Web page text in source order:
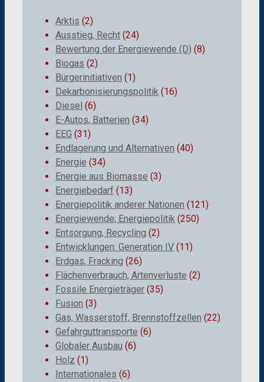
Arktis (2)
Ausstieg, Recht (24)
Bewertung der Energiewende (D) (8)
Biogas (2)
Bürgerinitiativen (1)
Dekarbonisierungspolitik (16)
Diesel (6)
E-Autos, Batterien (34)
EEG (31)
Endlagerung und Alternativen (40)
Energie (34)
Energie aus Biomasse (3)
Energiebedarf (13)
Energiepolitik anderer Nationen (121)
Energiewende; Energiepolitik (250)
Entsorgung, Recycling (2)
Entwicklungen: Generation IV (11)
Erdgas, Fracking (26)
Flächenverbrauch, Artenverluste (2)
Fossile Energieträger (35)
Fusion (3)
Gas, Wasserstoff, Brennstoffzellen (22)
Gefahrguttransporte (6)
Globaler Ausbau (6)
Holz (1)
Internationales (6)